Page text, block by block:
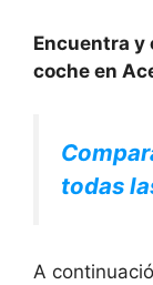
Encuentra y
coche en
todas
A